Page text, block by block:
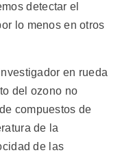
detectar el
lo menos en otros
en rueda
del ozono no
compuestos de
de la
de las